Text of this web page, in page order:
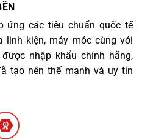
ứng các tiêu chuẩn quốc tế
linh kiện, máy móc cùng với
nhập khẩu chính hãng,
tạo nên thế mạnh và uy tín